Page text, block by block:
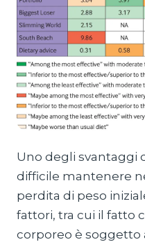
Uno degli svantaggi
difficile mantenere
perdita di peso
fattori, tra cui il fatto
corporeo è soggetto